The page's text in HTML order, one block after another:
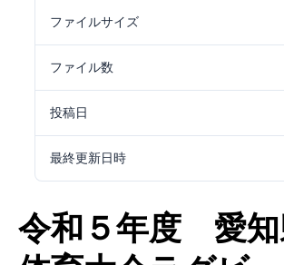
ファイルサイズ
ファイル数
投稿日
最終更新日時
令和５年度 愛知